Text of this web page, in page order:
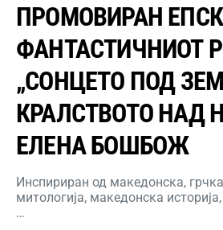
ПРОМОВИРАН
ФАНТАСТИЧНИОТ
„СОНЦЕТО ПОД
КРАЛСТВОТО НАД
ЕЛЕНА БОШБОЖ
Инспириран од македонска,
митологија, македонска
…